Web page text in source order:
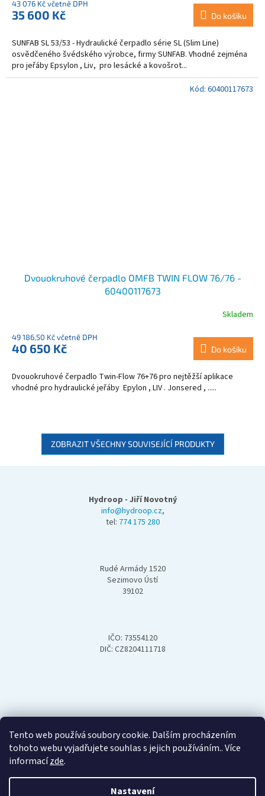
Tento web používá soubory cookie. Dalším procházením
tohoto webu vyjadřujete souhlas s jejich používáním.. Více
informacízde.
Nastavení
43 076 Kč včetně DPH
35 600 Kč Do košíku
SUNFAB SL 53/53 - Hydraulické čerpadlo série SL (Slim Line)
osvědčeného švédského výrobce, firmy SUNFAB. Vhodné zejména
pro jeřáby Epsylon , Liv, pro lesácké a kovošrot...
Dvouokruhové čerpadlo OMFB TWIN FLOW 76/76 -
60400117673
Skladem
49 186,50 Kč včetně DPH
40 650 Kč Do košíku
Dvouokruhové čerpadlo Twin-Flow 76+76 pro nejtěžší aplikace
vhodné pro hydraulické jeřáby Epylon , LIV . Jonsered , .....
Kód: 60400117673
ZOBRAZIT VŠECHNY SOUVISEJÍCÍ PRODUKTY
Hydroop - Jiří Novotný
info@hydroop.cz,
tel: 774 175 280
Rudé Armády 1520
Sezimovo Ústí
39102
IČO: 73554120
DIČ: CZ8204111718